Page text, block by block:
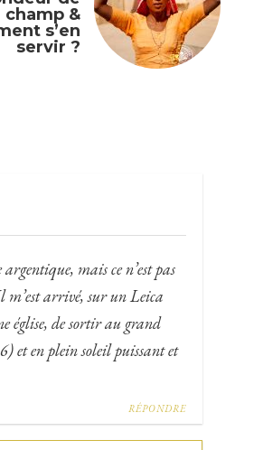
champ &
s’en
servir ?
mais ce n’est pas
m’est arrivé, sur un Leica
église, de sortir au grand
et en plein soleil puissant et
RÉPONDRE